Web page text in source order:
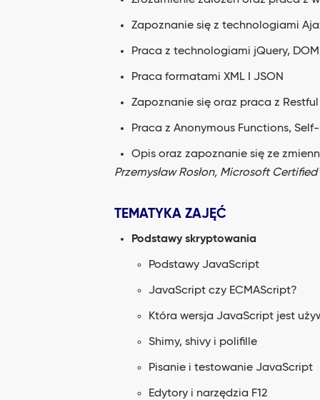
Zapoznanie się z technologiami
Praca z technologiami jQuery,
Praca formatami XML I JSON
Zapoznanie się oraz praca z
Praca z Anonymous Functions,
Opis oraz zapoznanie się ze
Przemysław Rosłon, Microsoft Certified
TEMATYKA ZAJĘĆ
Podstawy skryptowania
Podstawy JavaScript
JavaScript czy ECMAScript?
Która wersja JavaScript jest
Shimy, shivy i polifille
Pisanie i testowanie JavaScript
Edytory i narzędzia F12